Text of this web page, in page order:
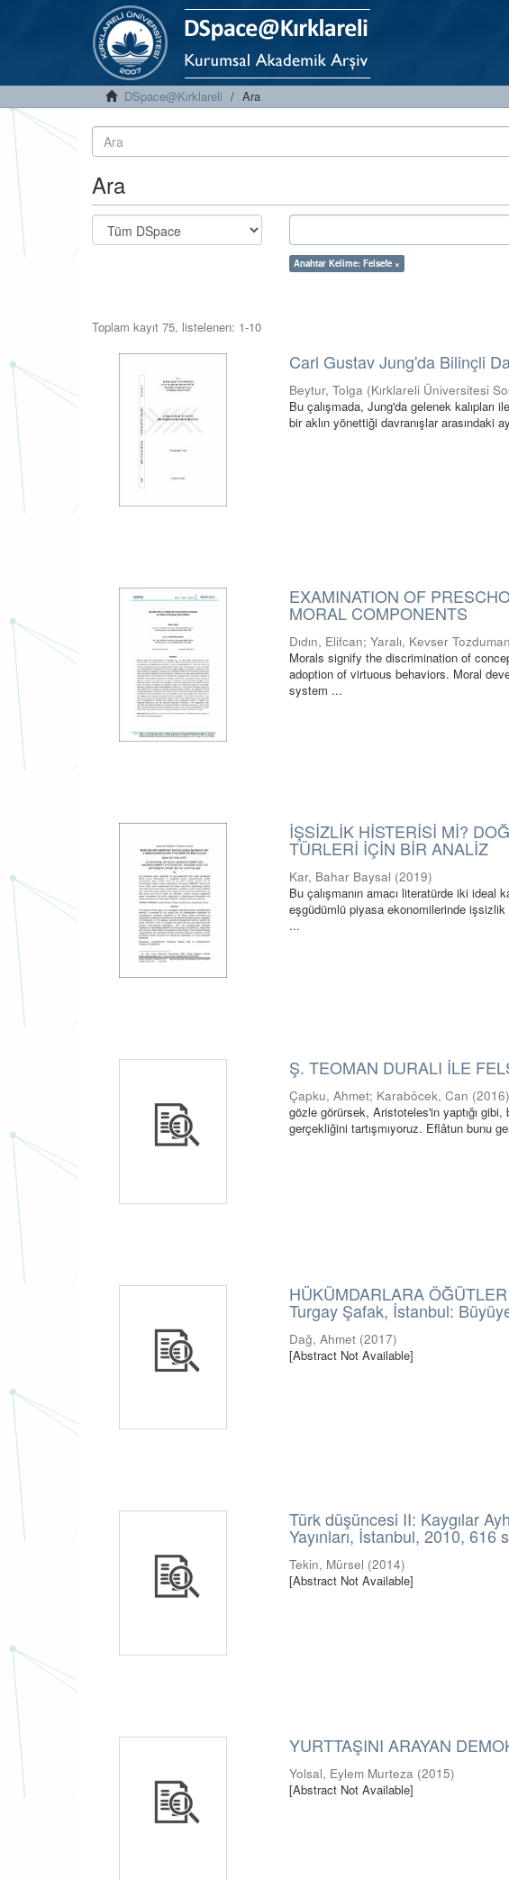
DSpace@Kırklareli Ara
Ara
Anahtar Kelime: Felsefe ×
Toplam kayıt 75, listelenen: 1-10
Carl Gustav Jung'da Bilinçli
Beytur, Tolga (Kırklareli Üniversitesi
Bu çalışmada, Jung'da gelenek kalıpları
bir aklın yönettiği davranışlar arasındaki
EXAMINATION OF
MORAL COMPONENTS
Dıdın, Elifcan;Yaralı, Kevser Tozduman
Morals signify the discrimination of
adoption of virtuous behaviors. Moral
system ...
İŞSİZLİK HİSTERİSİ Mİ?
TÜRLERİ İÇİN BİR ANALİZ
Kar, Bahar Baysal (2019)
Bu çalışmanın amacı literatürde iki
eşgüdümlü piyasa ekonomilerinde
...
Ş. TEOMAN DURALI İLE
Çapku, Ahmet; Karaböcek, Can (2016)
gözle görürsek, Aristoteles'in yaptığı
gerçekliğini tartışmıyoruz. Eflâtun bunu
HÜKÜMDARLARA
Turgay Şafak, İstanbul:
Dağ, Ahmet (2017)
[Abstract Not Available]
Türk düşüncesi II: Kaygılar
Yayınları, İstanbul, 2010, 616
Tekin, Mürsel (2014)
[Abstract Not Available]
YURTTAŞINI ARAYAN
Yolsal, Eylem Murteza (2015)
[Abstract Not Available]